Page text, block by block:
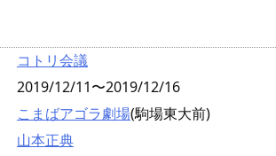
コトリ会議
2019/12/11〜2019/12/16
こまばアゴラ劇場(駒場東大前)
山本正典